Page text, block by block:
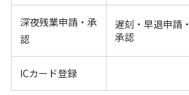
深夜残業申請・承
認
遅刻・早退申請・
承認
ICカード登録